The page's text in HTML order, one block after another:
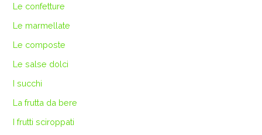
Le confetture
Le marmellate
Le composte
Le salse dolci
I succhi
La frutta da bere
I frutti sciroppati